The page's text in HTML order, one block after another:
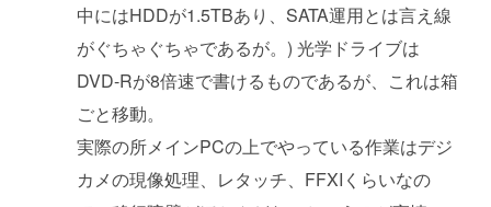
中にはHDDが1.5TBあり、SATA運用とは言え線
がぐちゃぐちゃであるが。) 光学ドライブは
DVD-Rが8倍速で書けるものであるが、これは箱
ごと移動。
実際の所メインPCの上でやっている作業はデジ
カメの現像処理、レタッチ、FFXIくらいなの